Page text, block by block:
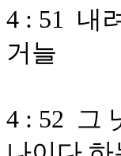
4 : 51 내
거늘
4 : 52 그